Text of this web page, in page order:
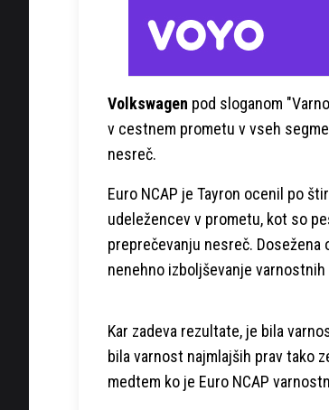
Volkswagen pod sloganom
v cestnem prometu v vseh
nesreč.
Euro NCAP je Tayron ocenil po
udeležencev v prometu, kot so
preprečevanju nesreč.
nenehno izboljševanje varnostnih
Kar zadeva rezultate, je bila
bila varnost najmlajših prav tako
medtem ko je Euro NCAP